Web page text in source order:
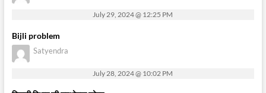
July 29, 2024 @ 12:25 PM
Bijli problem
Satyendra
July 28, 2024 @ 10:02 PM